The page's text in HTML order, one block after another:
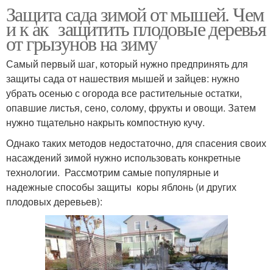
Защита сада зимой от мышей. Чем
и к ак защитить плодовые деревья
от грызунов на зиму
Самый первый шаг, который нужно предпринять для
защиты сада от нашествия мышей и зайцев: нужно
убрать осенью с огорода все растительные остатки,
опавшие листья, сено, солому, фрукты и овощи. Затем
нужно тщательно накрыть компостную кучу.
Однако таких методов недостаточно, для спасения своих
насаждений зимой нужно использовать конкретные
технологии. Рассмотрим самые популярные и
надежные способы защиты коры яблонь (и других
плодовых деревьев):